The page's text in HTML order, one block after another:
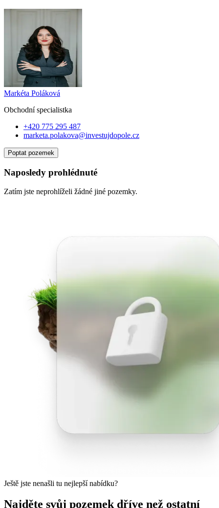
Markéta Poláková
Obchodní specialistka
+420 775 295 487
marketa.polakova@investujdopole.cz
Poptat pozemek
Naposledy prohlédnuté
Zatím jste neprohlíželi žádné jiné pozemky.
Ještě jste nenašli tu nejlepší nabídku?
Najděte svůj pozemek dříve než ostatní